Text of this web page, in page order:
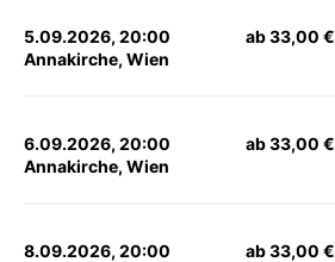
5.09.2026, 20:00
Annakirche, Wien
ab 33,00 €
6.09.2026, 20:00
Annakirche, Wien
ab 33,00 €
8.09.2026, 20:00
ab 33,00 €